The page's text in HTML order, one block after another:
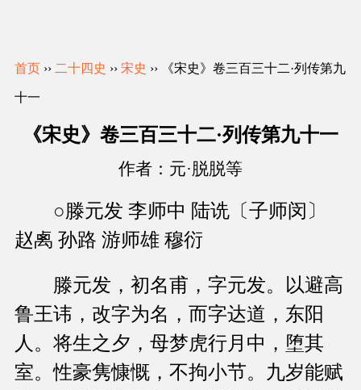
首页 ›› 二十四史 ›› 宋史 ›› 《宋史》卷三百三十二·列传第九
十一
《宋史》卷三百三十二·列传第九十一
作者：元·脱脱等
○滕元发 李师中 陆诜〔子师闵〕
赵禼 孙路 游师雄 穆衍
滕元发，初名甫，字元发。以避高
鲁王讳，改字为名，而字达道，东阳
人。将生之夕，母梦虎行月中，堕其
室。性豪隽慷慨，不拘小节。九岁能赋